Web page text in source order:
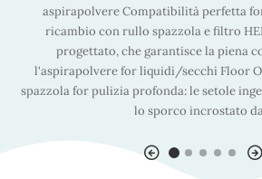
for S5 COMBO: set di
HEPA appositamente
piena compatibilità con
ONE S5 COMBO.Rullo
ingegnerizzate rimuovono
Descrizione
include: 2
panno per la
polvere